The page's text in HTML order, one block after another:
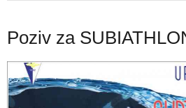
Poziv za